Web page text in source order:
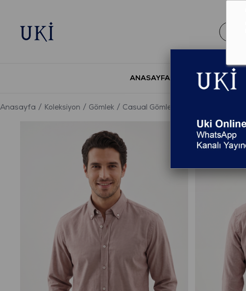
ANASAYFA YENİ SEZON
Anasayfa Koleksiyon Gömlek Casual Gömlek